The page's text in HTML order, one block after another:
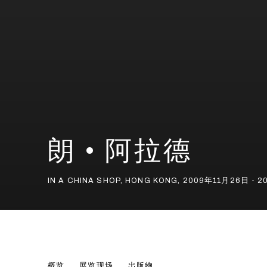
朗 • 阿拉德
IN A CHINA SHOP, HONG KONG, 2009年11月26日 -
朗 • 阿拉德